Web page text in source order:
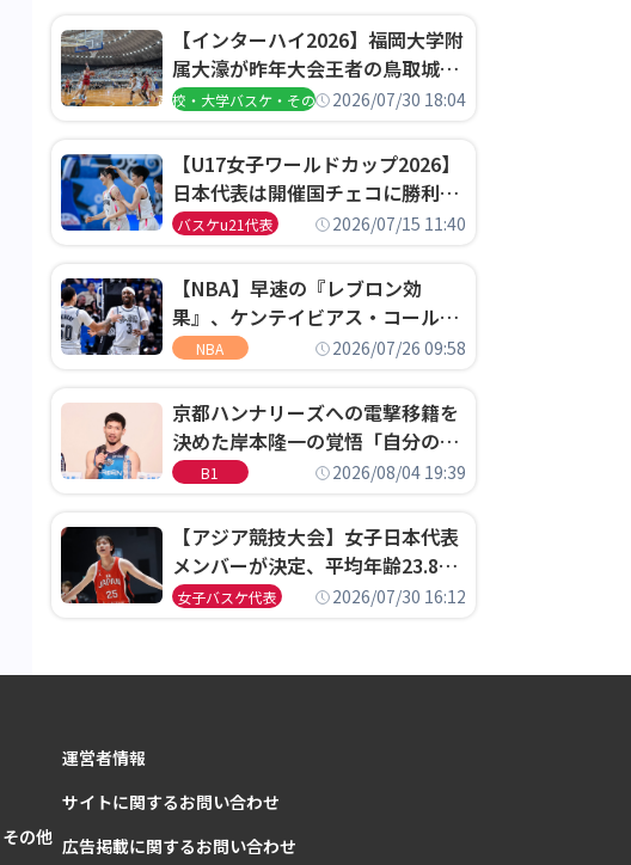
【インターハイ2026】福岡大学附
属大濠が昨年大会王者の鳥取城北
を撃破、大阪薫英女学院は岐阜女
高校・大学バスケ・その他2026/07/30 18:04
【U17女子ワールドカップ2026】
日本代表は開催国チェコに勝利し
て予選グループ3連勝で首位通
決定
バスケu21代表 2026/07/15 11:40
【NBA】早速の『レブロン効
果』、ケンテイビアス・コールド
ウェル・ポープがセブンティシク
NBA 2026/07/26 09:58
京都ハンナリーズへの電撃移籍を
決めた岸本隆一の覚悟「自分のエ
ゴというちっぽけなことのため
B1 2026/08/04 19:39
【アジア競技大会】女子日本代表
メンバーが決定、平均年齢23.8歳
のフレッシュなメンバーが日本開
女子バスケ代表 2026/07/30 16:12
の他
運営者情報
サイトに関するお問い合わせ
広告掲載に関するお問い合わせ